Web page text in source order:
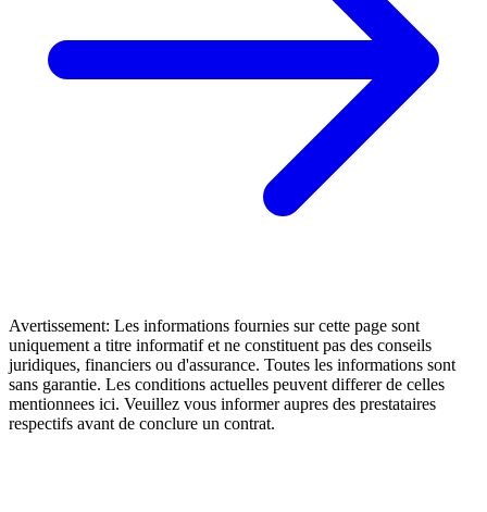
Avertissement: Les informations fournies sur cette page sont
uniquement a titre informatif et ne constituent pas des conseils
juridiques, financiers ou d'assurance. Toutes les informations sont
sans garantie. Les conditions actuelles peuvent differer de celles
mentionnees ici. Veuillez vous informer aupres des prestataires
respectifs avant de conclure un contrat.